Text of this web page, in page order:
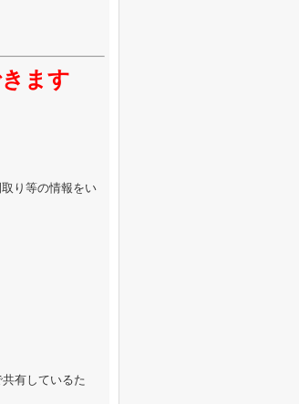
ます
り等の情報をい
有しているた